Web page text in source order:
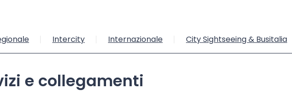
Intercity Internazionale City Sightseeing & Busitalia
e collegamenti